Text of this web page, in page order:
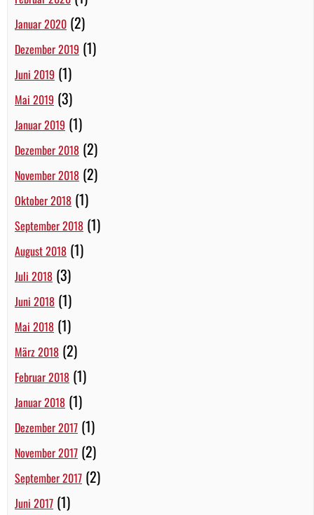
Januar 2020 (2)
Dezember 2019 (1)
Juni 2019 (1)
Mai 2019 (3)
Januar 2019 (1)
Dezember 2018 (2)
November 2018 (2)
Oktober 2018 (1)
September 2018 (1)
August 2018 (1)
Juli 2018 (3)
Juni 2018 (1)
Mai 2018 (1)
März 2018 (2)
Februar 2018 (1)
Januar 2018 (1)
Dezember 2017 (1)
November 2017 (2)
September 2017 (2)
Juni 2017 (1)